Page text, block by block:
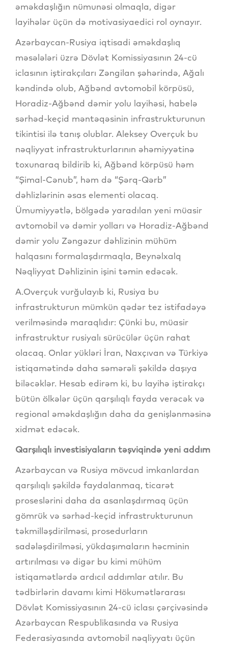
əməkdaşlığın nümunəsi olmaqla, digər
layihələr üçün də motivasiyaedici rol oynayır.
Azərbaycan-Rusiya iqtisadi əməkdaşlıq
məsələləri üzrə Dövlət Komissiyasının 24-cü
iclasının iştirakçıları Zəngilan şəhərində, Ağalı
kəndində olub, Ağbənd avtomobil körpüsü,
Horadiz-Ağbənd dəmir yolu layihəsi, habelə
sərhəd-keçid məntəqəsinin infrastrukturunun
tikintisi ilə tanış olublar. Aleksey Overçuk bu
nəqliyyat infrastrukturlarının əhəmiyyətinə
toxunaraq bildirib ki, Ağbənd körpüsü həm
“Şimal-Cənub”, həm də “Şərq-Qərb”
dəhlizlərinin əsas elementi olacaq.
Ümumiyyətlə, bölgədə yaradılan yeni müasir
avtomobil və dəmir yolları və Horadiz-Ağbənd
dəmir yolu Zəngəzur dəhlizinin mühüm
halqasını formalaşdırmaqla, Beynəlxalq
Nəqliyyat Dəhlizinin işini təmin edəcək.
A.Overçuk vurğulayıb ki, Rusiya bu
infrastrukturun mümkün qədər tez istifadəyə
verilməsində maraqlıdır: Çünki bu, müasir
infrastruktur rusiyalı sürücülər üçün rahat
olacaq. Onlar yükləri İran, Naxçıvan və Türkiyə
istiqamətində daha səmərəli şəkildə daşıya
biləcəklər. Hesab edirəm ki, bu layihə iştirakçı
bütün ölkələr üçün qarşılıqlı fayda verəcək və
regional əməkdaşlığın daha da genişlənməsinə
xidmət edəcək.
Qarşılıqlı investisiyaların təşviqində yeni addım
Azərbaycan və Rusiya mövcud imkanlardan
qarşılıqlı şəkildə faydalanmaq, ticarət
proseslərini daha da asanlaşdırmaq üçün
gömrük və sərhəd-keçid infrastrukturunun
təkmilləşdirilməsi, prosedurların
sadələşdirilməsi, yükdaşımaların həcminin
artırılması və digər bu kimi mühüm
istiqamətlərdə ardıcıl addımlar atılır. Bu
tədbirlərin davamı kimi Hökumətlərarası
Dövlət Komissiyasının 24-cü iclası çərçivəsində
Azərbaycan Respublikasında və Rusiya
Federasiyasında avtomobil nəqliyyatı üçün